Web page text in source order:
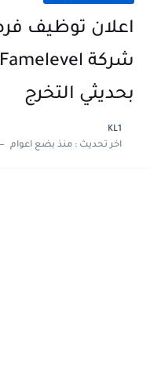
اعلان توظيف
بحديثي التخرج
KL1
اخر تحديث :منذ بضع اعوام